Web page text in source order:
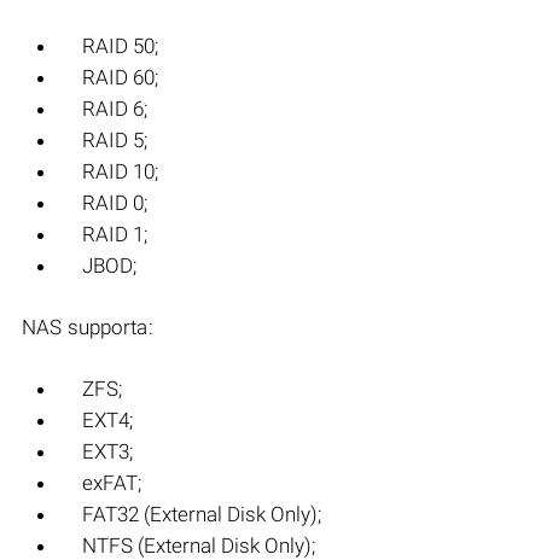
RAID 50;
RAID 60;
RAID 6;
RAID 5;
RAID 10;
RAID 0;
RAID 1;
JBOD;
NAS supporta:
ZFS;
EXT4;
EXT3;
exFAT;
FAT32 (External Disk Only);
NTFS (External Disk Only);